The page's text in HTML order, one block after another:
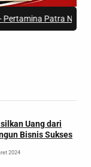
Patra Niaga
Uang dari
Bisnis Sukses
2024